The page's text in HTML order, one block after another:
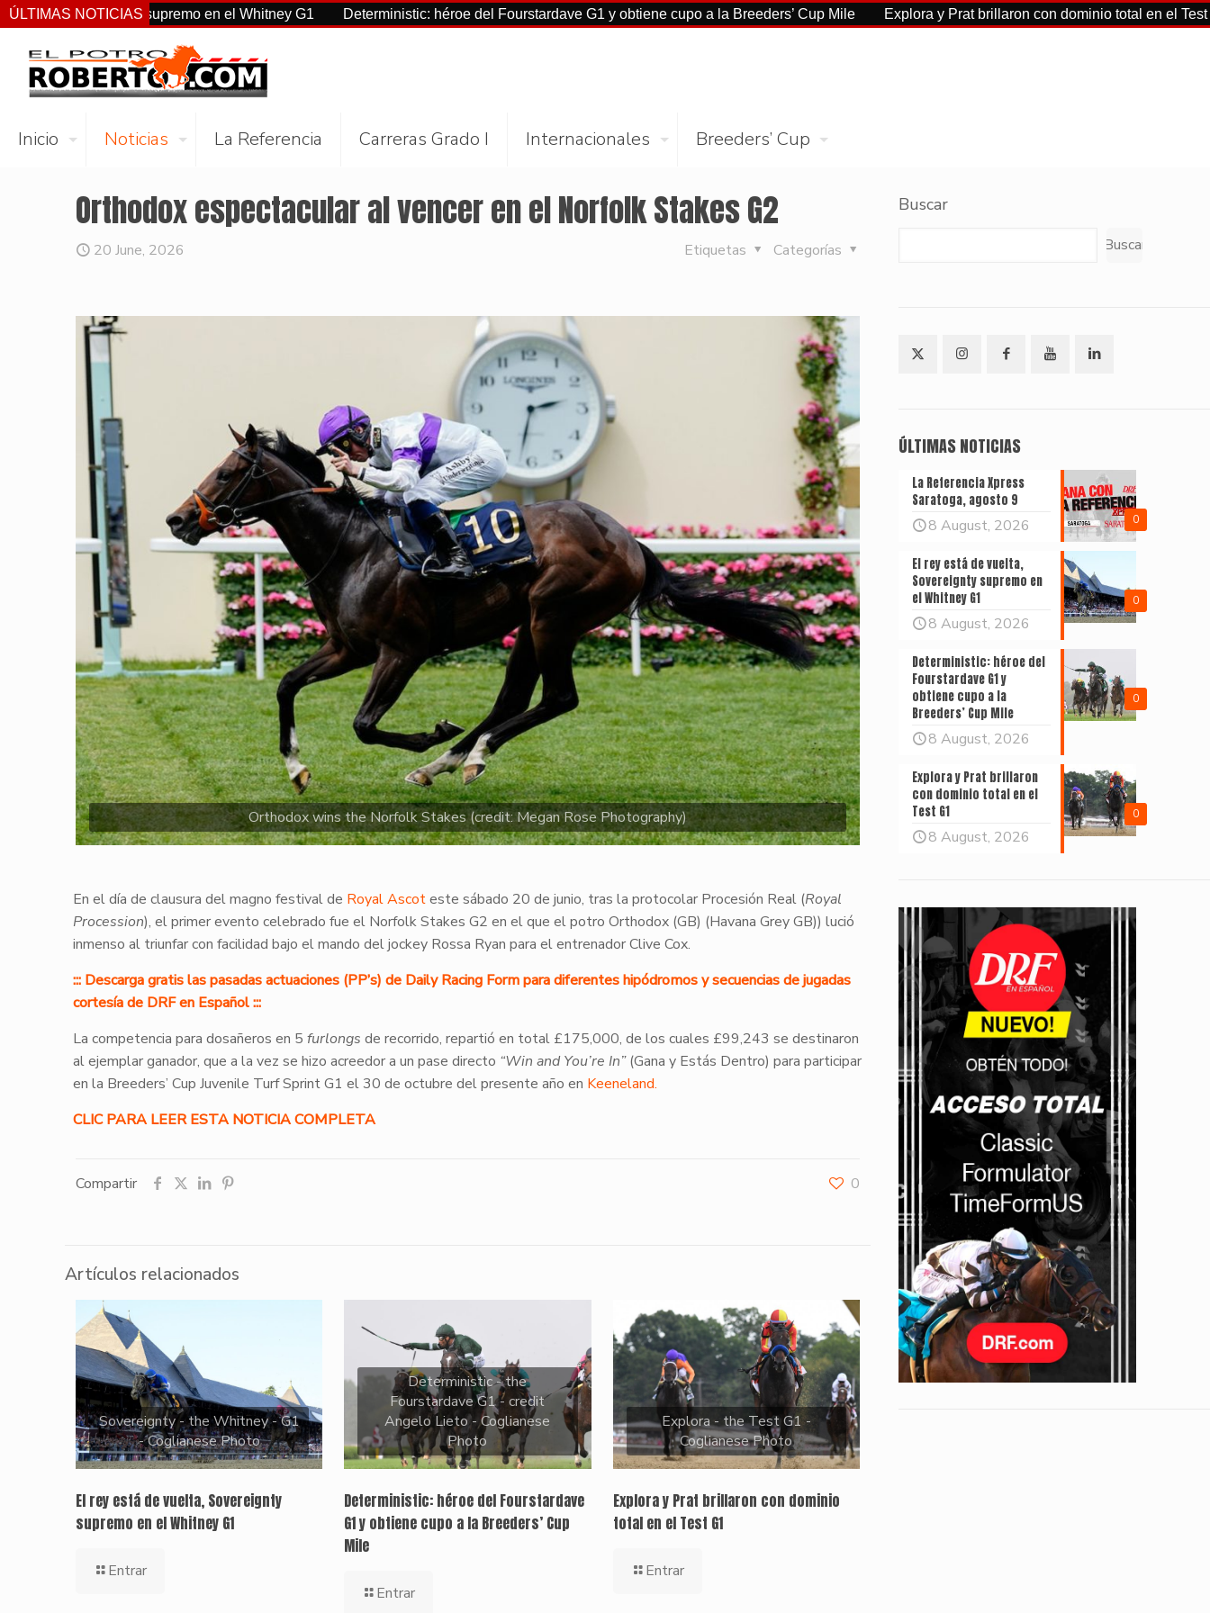
ÚLTIMAS NOTICIASsupremo en el Whitney G1 Deterministic: héroe del Fourstardave G1 y obtiene cupo a la Breeders’ Cup Mile Explora y Prat brillaron con dominio total en el Test G1 El
Inicio Noticias La Referencia Carreras Grado I Internacionales Breeders’ Cup
Orthodox espectacular al vencer en el Norfolk Stakes G2
20 June, 2026 Categorías
Etiquetas
Orthodox wins the Norfolk Stakes (credit: Megan Rose Photography)
En el día de clausura del magno festival de Royal Ascoteste sábado 20 de junio, tras la protocolar Procesión Real (Royal
Procession), el primer evento celebrado fue el Norfolk Stakes G2 en el que el potro Orthodox (GB) (Havana Grey GB)) lució
inmenso al triunfar con facilidad bajo el mando del jockey Rossa Ryan para el entrenador Clive Cox.
::: Descarga gratis las pasadas actuaciones (PP’s) de Daily Racing Form para diferentes hipódromos y secuencias de jugadas
cortesía de DRF en Español :::
La competencia para dosañeros en 5 furlongs de recorrido, repartió en total £175,000, de los cuales £99,243 se destinaron
al ejemplar ganador, que a la vez se hizo acreedor a un pase directo “Win and You’re In”(Gana y Estás Dentro) para participar
en la Breeders’ Cup Juvenile Turf Sprint G1 el 30 de octubre del presente año en Keeneland.
CLIC PARA LEER ESTA NOTICIA COMPLETA
Compartir 0
Artículos relacionados
Sovereignty - the Whitney - G1
- Coglianese Photo
El rey está de vuelta, Sovereignty
supremo en el Whitney G1
Entrar
Deterministic - the
Fourstardave G1 - credit
Angelo Lieto - Coglianese
Photo
Deterministic: héroe del Fourstardave
G1 y obtiene cupo a la Breeders’ Cup
Mile
Entrar
Explora - the Test G1 -
Coglianese Photo
Explora y Prat brillaron con dominio
total en el Test G1
Entrar
Buscar
Buscar
ÚLTIMAS NOTICIAS
0
La Referencia Xpress
Saratoga, agosto 9
8 August, 2026
0
El rey está de vuelta,
Sovereignty supremo en
el Whitney G1
8 August, 2026
0
Deterministic: héroe del
Fourstardave G1 y
obtiene cupo a la
Breeders’ Cup Mile
8 August, 2026
0
Explora y Prat brillaron
con dominio total en el
Test G1
8 August, 2026